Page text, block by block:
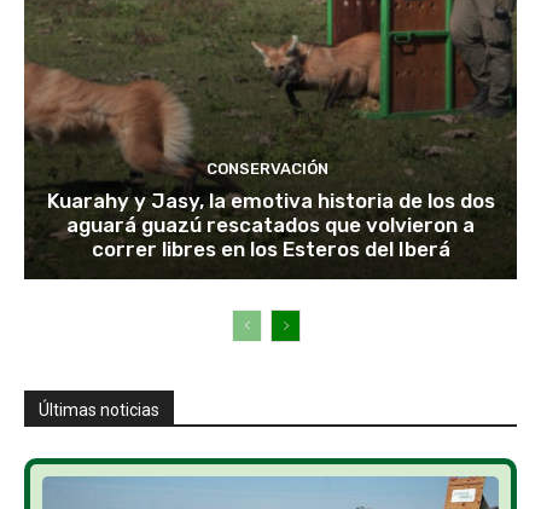
CONSERVACIÓN
Kuarahy y Jasy, la emotiva historia de los dos
aguará guazú rescatados que volvieron a
correr libres en los Esteros del Iberá
Últimas noticias